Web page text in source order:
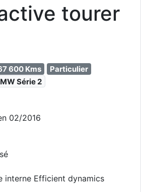
tourer
600 Kms
Particulier
Série 2
02/2016
interne Efficient dynamics